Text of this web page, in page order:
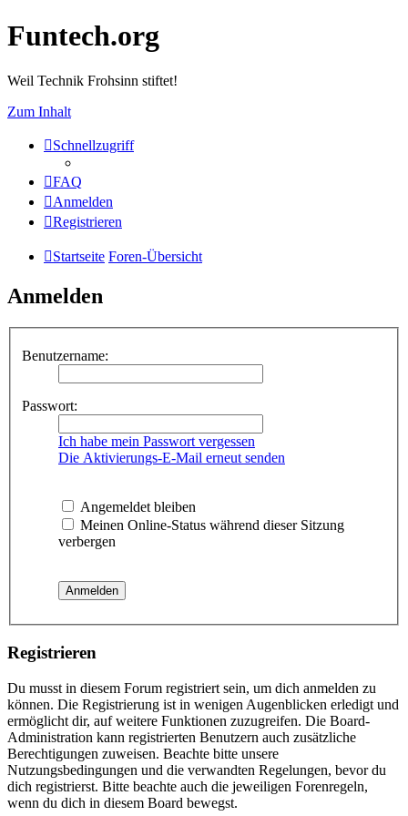
Funtech.org
Weil Technik Frohsinn stiftet!
Zum Inhalt
Schnellzugriff
FAQ
Anmelden
Registrieren
Startseite Foren-Übersicht
Anmelden
Benutzername:
Passwort:
Ich habe mein Passwort vergessen
Die Aktivierungs-E-Mail erneut senden
Angemeldet bleiben
Meinen Online-Status während dieser Sitzung
verbergen
Registrieren
Du musst in diesem Forum registriert sein, um dich anmelden zu
können. Die Registrierung ist in wenigen Augenblicken erledigt und
ermöglicht dir, auf weitere Funktionen zuzugreifen. Die Board-
Administration kann registrierten Benutzern auch zusätzliche
Berechtigungen zuweisen. Beachte bitte unsere
Nutzungsbedingungen und die verwandten Regelungen, bevor du
dich registrierst. Bitte beachte auch die jeweiligen Forenregeln,
wenn du dich in diesem Board bewegst.